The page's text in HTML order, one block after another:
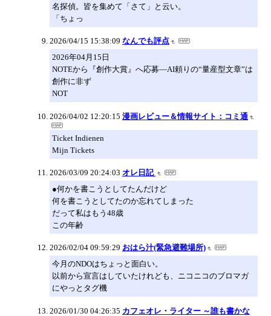
名探偵。皆を集めて「さて」と云い。
「ちょっ
2026/04/15 15:38:09 なんでも評点
2026年04月15日
NOTEから『創作大賞』へ応募―AI頼りの“量産型文章”は
創作に非ず
NOT
2026/04/02 12:20:15 漫画レビュー＆情報サイト：コミ通
Ticket Indienen
Mijn Tickets
2026/03/09 20:24:03 オレ日記
●何かを書こうとしてたんだけど
何を書こうとしてたのか忘れてしまった
だって私はもう48歳
この年齢
2026/02/04 09:59:29 おはら汁(緊急避難場所)
今月のNDOはちょっと面白い。
以前から宣言はしていたけれども、ニコニコのブロマガ
にやっとタグ機
2026/01/30 04:26:35 カフェオレ・ライター ～誰も書かな